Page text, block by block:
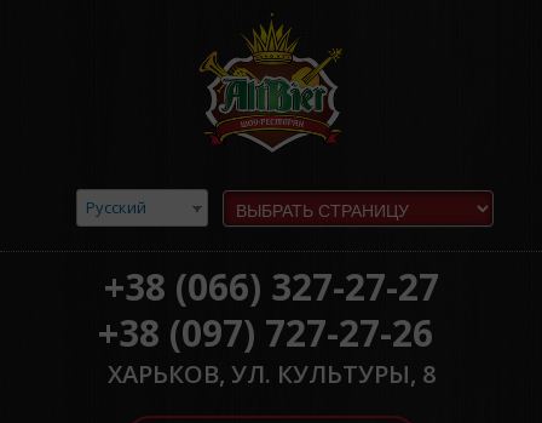
Русский
+38 (066) 327-27-27
+38 (097) 727-27-26
ХАРЬКОВ, УЛ. КУЛЬТУРЫ, 8